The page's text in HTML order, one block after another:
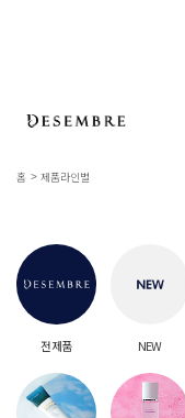
홈 제품라인별
전 제품 NEW